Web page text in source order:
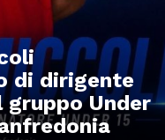
di dirigente
Under